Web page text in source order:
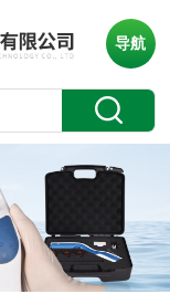
导航